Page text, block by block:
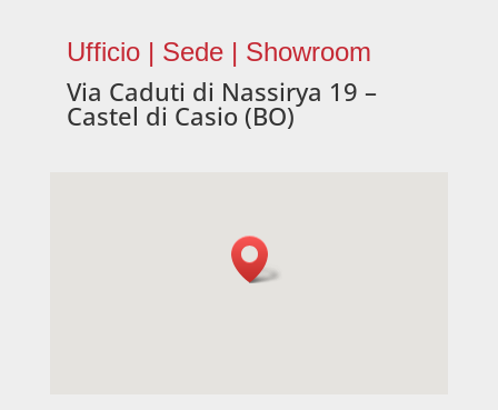
Ufficio | Sede | Showroom
Via Caduti di Nassirya 19 –
Castel di Casio (BO)